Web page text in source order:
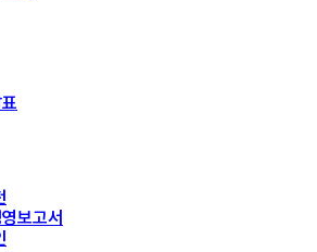
보고서